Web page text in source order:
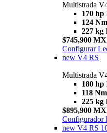
Multistrada
170 hp
124 Nm
227 kg
$745,900
Configurar
new V4 RS
Multistrada
180 hp
118 Nm
225 kg
$895,900
Configurador
new V4 RS